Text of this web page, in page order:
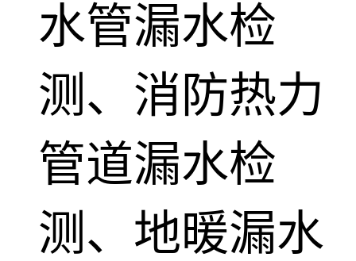
水管漏水检
测、消防热力
管道漏水检
测、地暖漏水